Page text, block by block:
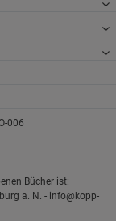
006
Bücher ist:
a. N. - info@kopp-